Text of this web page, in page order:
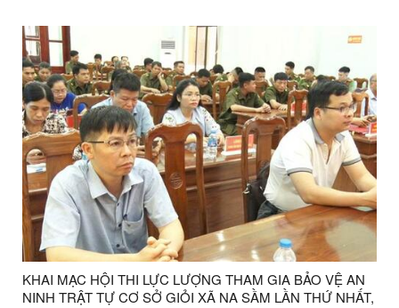
KHAI MẠC HỘI THI LỰC LƯỢNG THAM GIA BẢO VỆ AN
NINH TRẬT TỰ CƠ SỞ GIỎI XÃ NA SẦM LẦN THỨ NHẤT,